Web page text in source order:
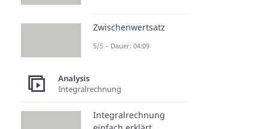
Zwischenwertsatz
5/5 – Dauer: 04:09
Analysis
Integralrechnung
Integralrechnung